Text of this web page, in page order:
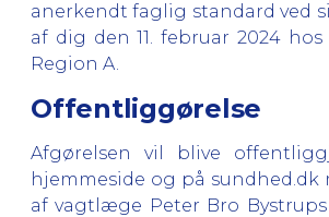
anerkendt faglig standard ved
af dig den 11. februar 2024
Region A.
Offentliggørelse
Afgørelsen vil blive
hjemmeside og på sundhed.dk
af vagtlæge Peter Bro